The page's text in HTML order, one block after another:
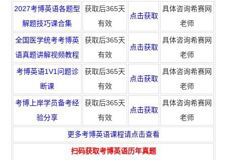
2027考博英语各题型
解题技巧课合集
获取后365天
有效
点击获取
具体咨询希赛网
老师
全国医学统考考博英
语真题讲解视频教程
获取后365天
有效
点击获取
具体咨询希赛网
老师
考博英语1V1问题诊
断课
获取后365天
有效
点击获取
具体咨询希赛网
老师
考博上岸学员备考经
验分享
获取后365天
有效
点击获取
具体咨询希赛网
老师
更多考博英语课程请点击查看
扫码获取考博英语历年真题